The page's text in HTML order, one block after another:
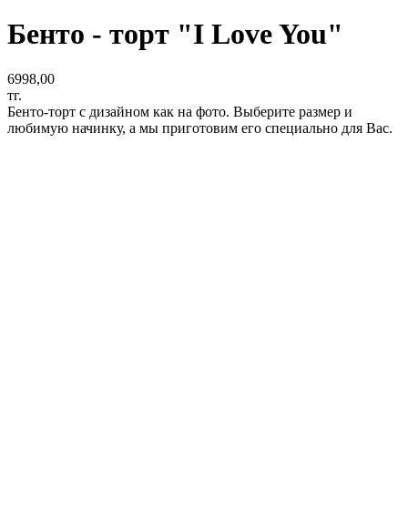
Бенто - торт "I Love You"
6998,00
тг.
Бенто-торт с дизайном как на фото. Выберите размер и
любимую начинку, а мы приготовим его специально для Вас.